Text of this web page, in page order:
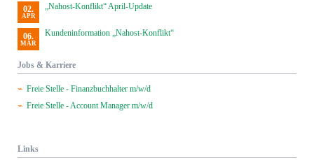
02.
APR
„Nahost-Konflikt“ April-Update
06.
MÄR
Kundeninformation „Nahost-Konflikt“
Jobs & Karriere
Freie Stelle - Finanzbuchhalter m/w/d
Freie Stelle - Account Manager m/w/d
Links